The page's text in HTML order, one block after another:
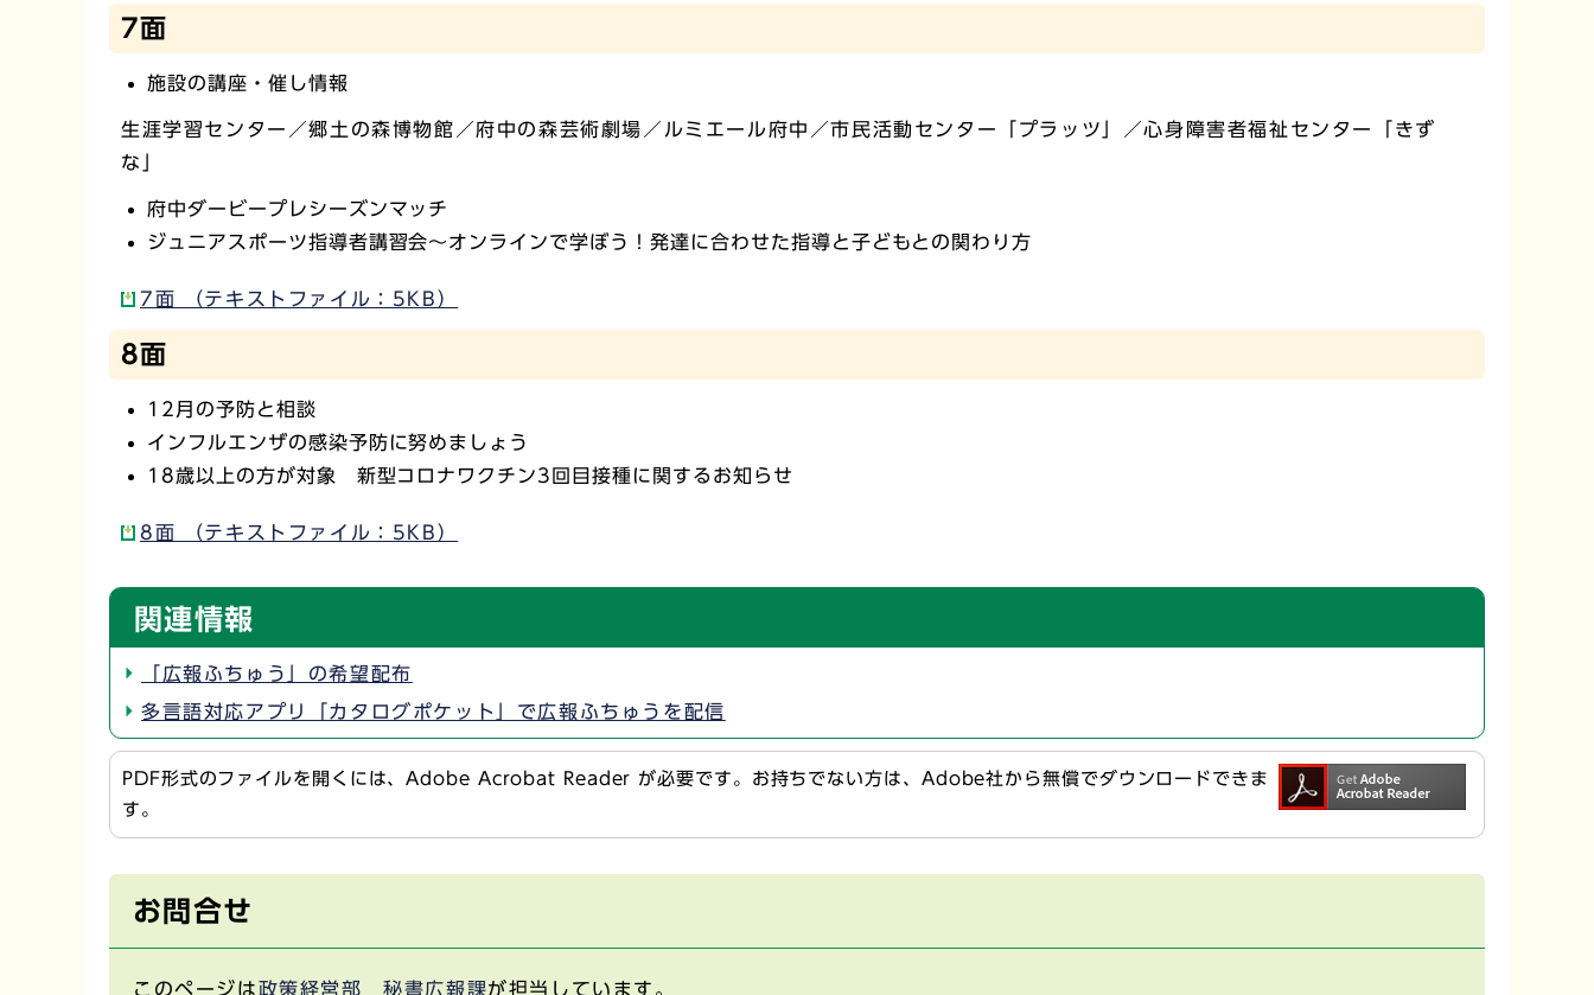
7面
施設の講座・催し情報
生涯学習センター／郷土の森博物館／府中の森芸術劇場／ルミエール府中／市民活動センター「プラッツ」／心身障害者福祉センター「きず
な」
府中ダービープレシーズンマッチ
ジュニアスポーツ指導者講習会～オンラインで学ぼう！発達に合わせた指導と子どもとの関わり方
7面 （テキストファイル：5KB）
8面
12月の予防と相談
インフルエンザの感染予防に努めましょう
18歳以上の方が対象 新型コロナワクチン3回目接種に関するお知らせ
8面 （テキストファイル：5KB）
関連情報
「広報ふちゅう」の希望配布
多言語対応アプリ「カタログポケット」で広報ふちゅうを配信
PDF形式のファイルを開くには、Adobe Acrobat Reader が必要です。お持ちでない方は、Adobe社から無償でダウンロードできま
す。
お問合せ
このページは政策経営部 秘書広報課が担当しています。